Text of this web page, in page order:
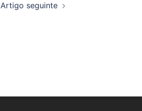
Artigo seguinte